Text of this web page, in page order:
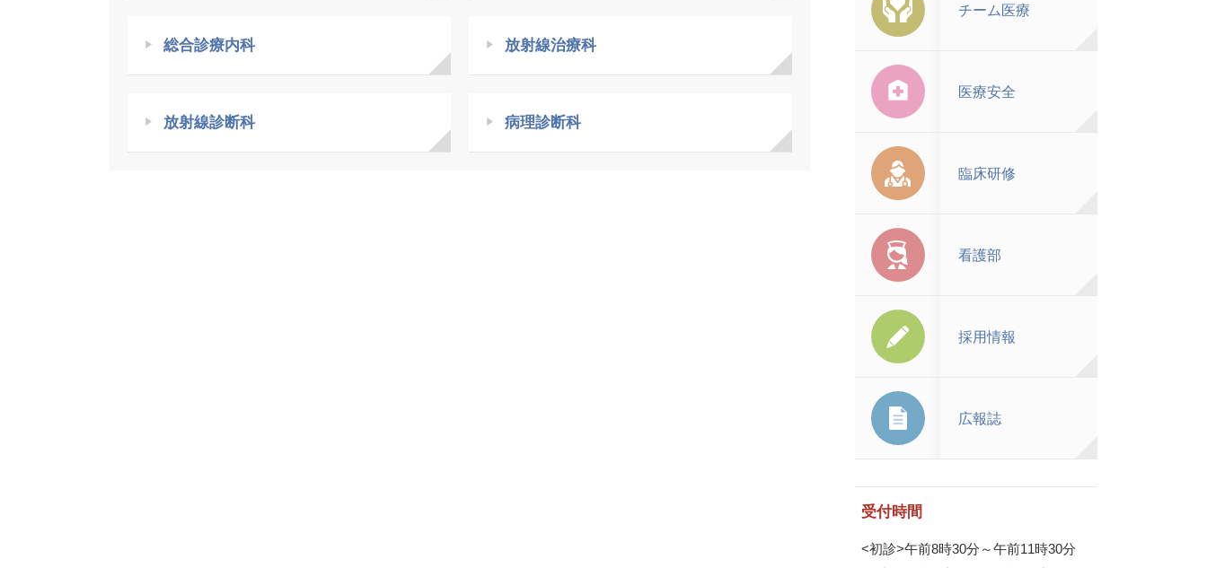
総合診療内科 放射線治療科
放射線診断科 病理診断科
チーム医療
医療安全
臨床研修
看護部
採用情報
広報誌
受付時間
<初診>午前8時30分～午前11時30分